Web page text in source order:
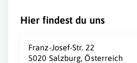
Hier findest du uns
Franz-Josef-Str. 22
5020 Salzburg, Österreich